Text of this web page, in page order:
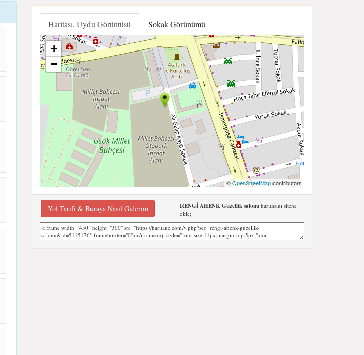
Haritası, Uydu Görüntüsü Sokak Görünümü
+
−
©OpenStreetMapcontributors
Yol Tarifi & Buraya Nasıl Giderim RENGİ AHENK Güzellik salonuharitasını sitene
ekle;